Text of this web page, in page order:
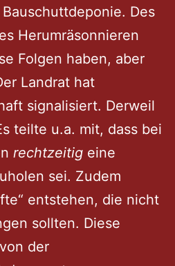
Des
Herumräsonnieren
Folgen haben, aber
Landrat hat
signalisiert. Derweil
teilte u.a. mit, dass bei
rechtzeitig eine
sei. Zudem
entstehen, die nicht
sollten. Diese
der